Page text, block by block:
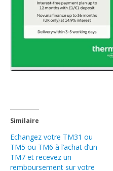
Similaire
Echangez votre TM31 ou
TM5 ou TM6 à l’achat d’un
TM7 et recevez un
remboursement sur votre